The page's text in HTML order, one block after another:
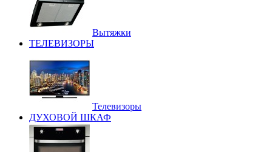
Вытяжки
ТЕЛЕВИЗОРЫ
Телевизоры
ДУХОВОЙ ШКАФ